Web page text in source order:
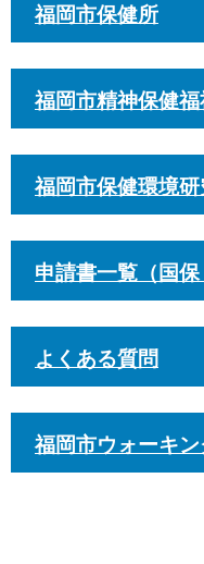
福岡市保健所
福岡市精神保健
福岡市保健環境
申請書一覧（国保
よくある質問
福岡市ウォーキ